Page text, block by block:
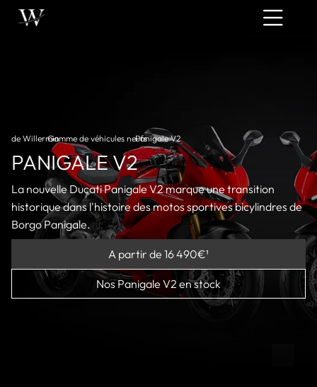
de Willermin
›
Gamme de véhicules neufs
›
Panigale V2
PANIGALE V2
La nouvelle Ducati Panigale V2 marque une transition
historique dans l'histoire des motos sportives bicylindres de
Borgo Panigale.
A partir de 16 490€¹
Nos Panigale V2 en stock